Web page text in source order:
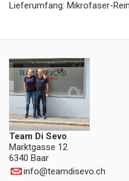
Lieferumfang: Mikrofaser-
Team Di Sevo
Marktgasse 12
6340 Baar
info@teamdisevo.ch